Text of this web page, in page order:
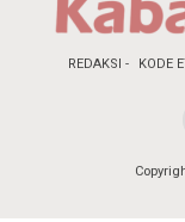
REDAKSI KODE